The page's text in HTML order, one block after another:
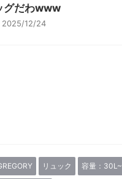
グだわwww
2025/12/24
リュック 容量：30L~